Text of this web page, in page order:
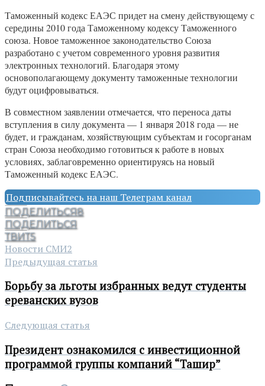
Таможенный кодекс ЕАЭС придет на смену действующему с
середины 2010 года Таможенному кодексу Таможенного
союза. Новое таможенное законодательство Союза
разработано с учетом современного уровня развития
электронных технологий. Благодаря этому
основополагающему документу таможенные технологии
будут оцифровываться.
В совместном заявлении отмечается, что переноса даты
вступления в силу документа — 1 января 2018 года — не
будет, и гражданам, хозяйствующим субъектам и госорганам
стран Союза необходимо готовиться к работе в новых
условиях, заблаговременно ориентируясь на новый
Таможенный кодекс ЕАЭС.
Подписывайтесь на наш Телеграм канал
ПОДЕЛИТЬСЯ8
ПОДЕЛИТЬСЯ
ТВИТ5
Новости СМИ2
Предыдущая статья
Борьбу за льготы избранных ведут студенты
ереванских вузов
Следующая статья
Президент ознакомился с инвестиционной
программой группы компаний “Ташир”